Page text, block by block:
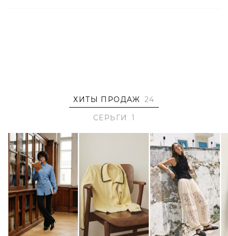
ХИТЫ ПРОДАЖ 24
СЕРЬГИ
1